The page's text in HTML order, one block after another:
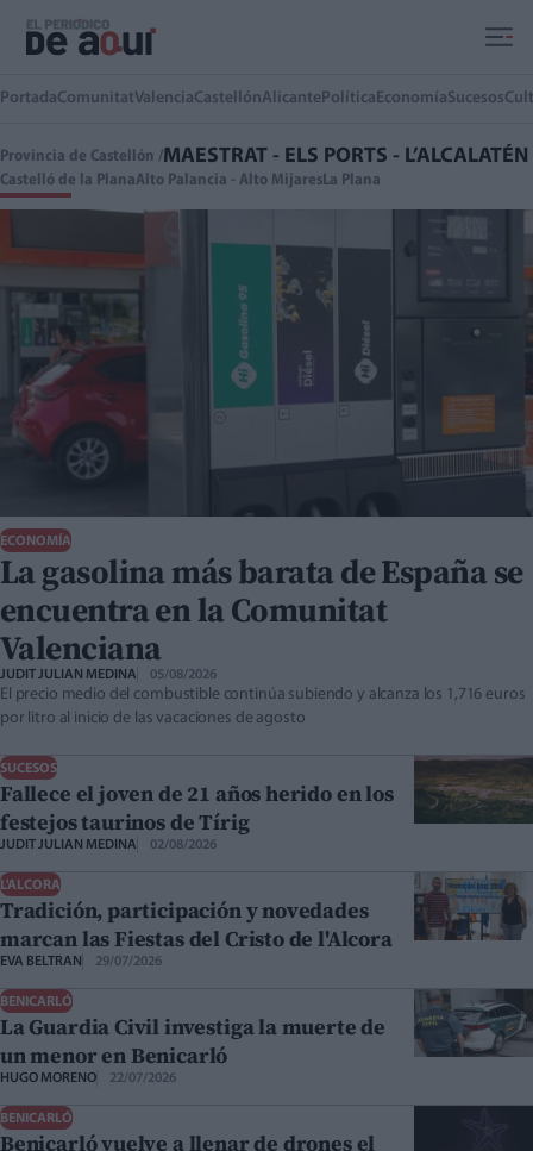
PortadaComunitatValenciaCastellónAlicante Política EconomíaSucesos
Provincia de Castellón /MAESTRAT - ELS PORTS - L’ALCALATÉN
Castelló de la PlanaAlto Palancia - Alto MijaresLa Plana
ECONOMÍA
La gasolina más barata de España se
encuentra en la Comunitat
Valenciana
JUDIT JULIAN MEDINA 05/08/2026
El precio medio del combustible continúa subiendo y alcanza los 1,716 euros
por litro al inicio de las vacaciones de agosto
SUCESOS
Fallece el joven de 21 años herido en los
festejos taurinos de Tírig
JUDIT JULIAN MEDINA 02/08/2026
L'ALCORA
Tradición, participación y novedades
marcan las Fiestas del Cristo de l'Alcora
EVA BELTRAN 29/07/2026
BENICARLÓ
La Guardia Civil investiga la muerte de
un menor en Benicarló
HUGO MORENO 22/07/2026
BENICARLÓ
Benicarló vuelve a llenar de drones el